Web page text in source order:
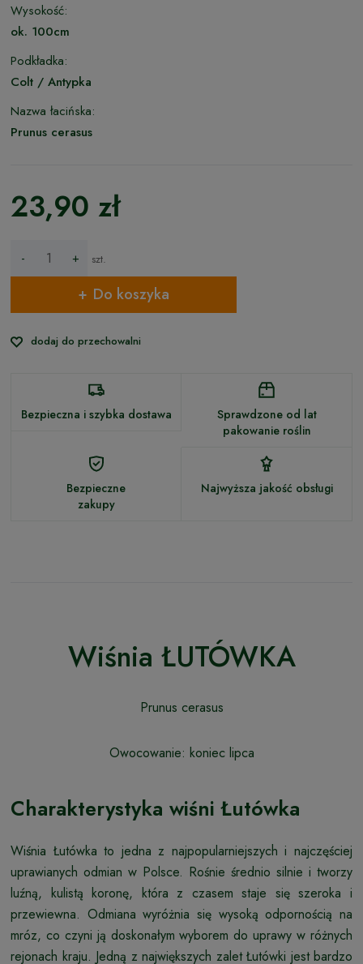
Wysokość:
ok. 100cm
Podkładka:
Colt / Antypka
Nazwa łacińska:
Prunus cerasus
23,90 zł
- + szt.
Do koszyka
dodaj do przechowalni
Bezpieczna i szybka dostawa
Sprawdzone od lat
pakowanie roślin
Bezpieczne
zakupy
Najwyższa jakość obsługi
Wiśnia ŁUTÓWKA
Prunus cerasus
Owocowanie: koniec lipca
Charakterystyka wiśni Łutówka
Wiśnia Łutówka to jedna z najpopularniejszych i najczęściej
uprawianych odmian w Polsce. Rośnie średnio silnie i tworzy
luźną, kulistą koronę, która z czasem staje się szeroka i
przewiewna. Odmiana wyróżnia się wysoką odpornością na
mróz, co czyni ją doskonałym wyborem do uprawy w różnych
rejonach kraju. Jedną z największych zalet Łutówki jest bardzo